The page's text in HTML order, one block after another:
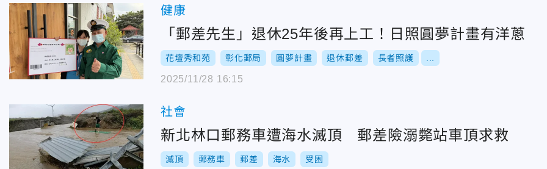
健康
「郵差先生」退休25年後再上工！日照圓夢計畫有洋蔥
花壇秀和苑 彰化郵局 圓夢計畫 退休郵差 長者照護
2025/11/28 16:15
社會
新北林口郵務車遭海水滅頂 郵差險溺斃站車頂求救
滅頂 郵務車 郵差 海水 受困